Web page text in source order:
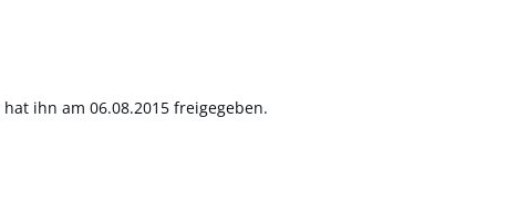
hat ihn am 06.08.2015 freigegeben.